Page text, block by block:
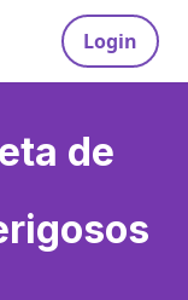
Login
de